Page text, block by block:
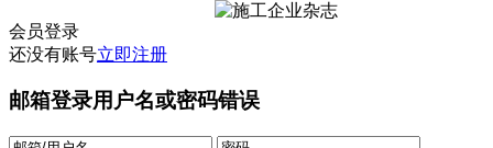
会员登录
还没有账号立即注册
邮箱登录用户名或密码错误